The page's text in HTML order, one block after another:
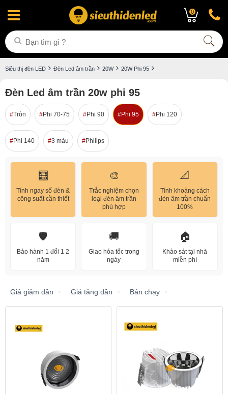
0
Siêu thị đèn LED Đèn Led âm trần 20W 20W Phi 95
Đèn Led âm trần 20w phi 95
Tròn Phi 70-75 Phi 90 Phi 95 Phi 120
Phi 140 3 màu Philips
🧮
Tính ngay số đèn &
công suất cần thiết
🎨
Trắc nghiệm chọn
loại đèn âm trần
phù hợp
📐
Tính khoảng cách
đèn âm trần chuẩn
100%
🛡️
Bảo hành 1 đổi 1 2
năm
🚚
Giao hỏa tốc trong
ngày
🏠
Khảo sát tại nhà
miễn phí
Giá giảm dần Giá tăng dần Bán chạy